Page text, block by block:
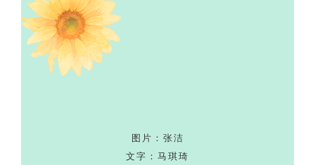
图片：张洁
文字：马琪琦